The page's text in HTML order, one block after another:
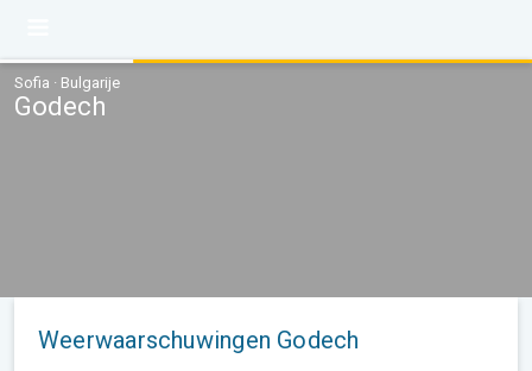
Sofia · Bulgarije
Godech
Weerwaarschuwingen Godech